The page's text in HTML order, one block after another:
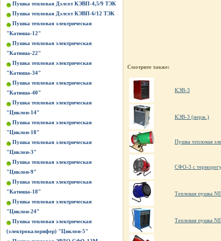
Пушка тепловая Дэлсот КЭВП-4,5/9 ТЭК
Пушка тепловая Дэлсот КЭВП-6/12 ТЭК
Пушка тепловая электрическая
"Катюша-12"
Пушка тепловая электрическая
"Катюша-22"
Пушка тепловая электрическая
"Катюша-34"
Пушка тепловая электрическая
"Катюша-40"
Пушка тепловая электрическая
"Циклон-14"
Пушка тепловая электрическая
"Циклон-18"
Пушка тепловая электрическая
"Циклон-3"
Пушка тепловая электрическая
"Циклон-9"
Пушка тепловая электрическая
"Катюша-18"
Пушка тепловая электрическая
"Циклон-24"
Пушка тепловая электрическая
(электрокалорифер) "Циклон-5"
Смотрите также:
КЭВ-3
КЭВ-3 (нерж.)
Пушка тепловая
СФО-3 с
Тепловая пушка
Тепловая пушка